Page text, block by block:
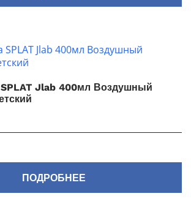
Jlab 400мл Воздушный
ПОДРОБНЕЕ